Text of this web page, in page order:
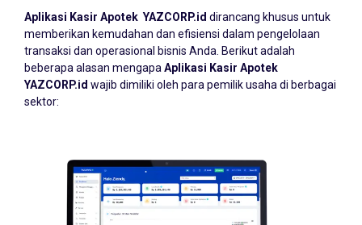
Aplikasi Kasir Apotek YAZCORP.id dirancang khusus untuk
memberikan kemudahan dan efisiensi dalam pengelolaan
transaksi dan operasional bisnis Anda. Berikut adalah
beberapa alasan mengapa Aplikasi Kasir Apotek
YAZCORP.id wajib dimiliki oleh para pemilik usaha di berbagai
sektor: